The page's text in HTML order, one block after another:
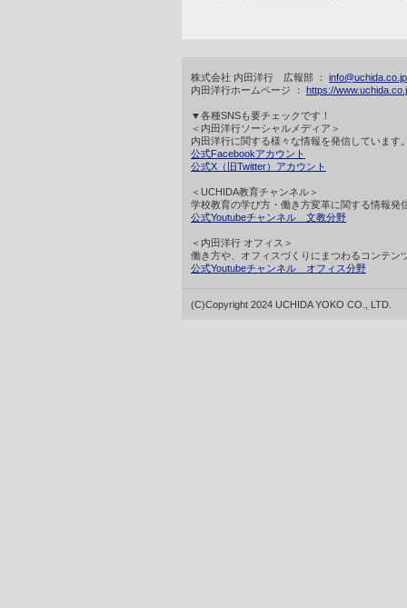
株式会社 内田洋行 広報部 ： info@uchida.co.jp
内田洋行ホームページ ： https://
▼各種SNSも要チェックです！
＜内田洋行ソーシャルメディア＞
内田洋行に関する様々な情報を発信しています
公式Facebookアカウント
公式X（旧Twitter）アカウント
＜UCHIDA教育チャンネル＞
学校教育の学び方・働き方変革に関する情報発
公式Youtubeチャンネル 文教分野
＜内田洋行 オフィス＞
働き方や、オフィスづくりにまつわるコンテン
公式Youtubeチャンネル オフィス分野
(C)Copyright 2024 UCHIDA YOKO CO., LTD.